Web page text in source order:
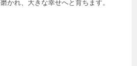
かれ、大きな幸せへと育ちます。